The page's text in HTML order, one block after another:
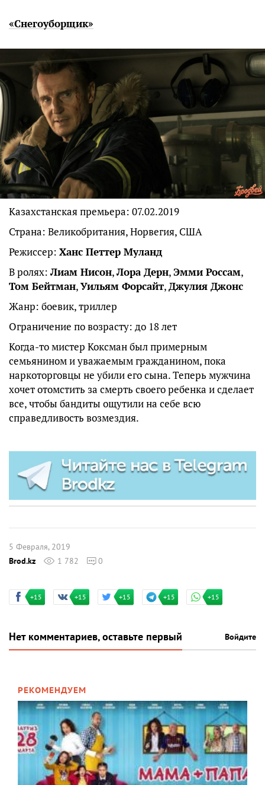
«Снегоуборщик»
Казахстанская премьера: 07.02.2019
Страна: Великобритания, Норвегия, США
Режиссер: Ханс Петтер Муланд
В ролях: Лиам Нисон,Лора Дерн,Эмми Россам,
Том Бейтман,Уильям Форсайт,Джулия Джонс
Жанр: боевик, триллер
Ограничение по возрасту: до 18 лет
Когда-то мистер Коксман был примерным
семьянином и уважаемым гражданином, пока
наркоторговцы не убили его сына. Теперь мужчина
хочет отомстить за смерть своего ребенка и сделает
все, чтобы бандиты ощутили на себе всю
справедливость возмездия.
5 Февраля, 2019
Brod.kz
1 782 0
+15 +15 +15 +15 +15
Нет комментариев, оставьте первый Войдите
РЕКОМЕНДУЕМ